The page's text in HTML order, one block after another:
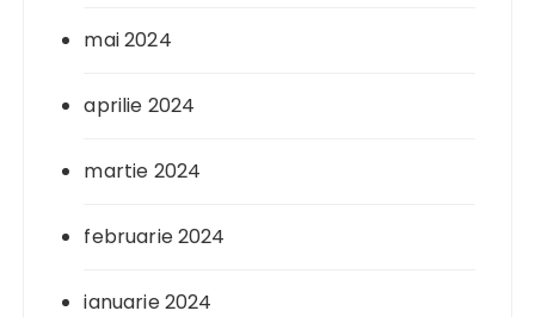
mai 2024
aprilie 2024
martie 2024
februarie 2024
ianuarie 2024